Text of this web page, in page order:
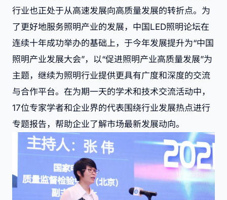
行业也正处于从高速发展向高质量发展的转折点。为
了更好地服务照明产业的发展，中国LED照明论坛在
连续十年成功举办的基础上，于今年发展提升为“中国
照明产业发展大会”，以“促进照明产业高质量发展”为
主题，继续为照明行业提供更具有广度和深度的交流
与合作平台。在为期一天的学术和技术交流活动中，
17位专家学者和企业界的代表围绕行业发展热点进行
专题报告，帮助企业了解市场最新发展动向。